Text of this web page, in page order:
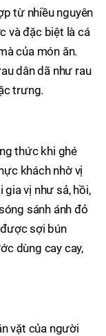
từ nhiều nguyên
và đặc biệt là cá
của món ăn.
dân dã như rau
trưng.
thức khi ghé
khách nhờ vị
vị như sả, hồi,
sánh ánh đỏ
sợi bún
dùng cay cay,
vặt của người